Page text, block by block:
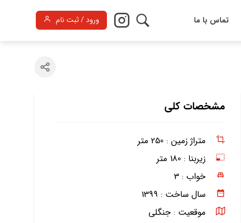
تماس با ما ورود / ثبت نام
مشخصات کلی
متراژ زمین : 250 متر
زیربنا : 180 متر
خواب : 3
سال ساخت : 1399
موقعیت : جنگلی